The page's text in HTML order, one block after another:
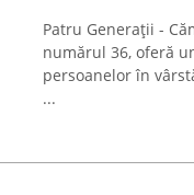
Patru Generații -
numărul 36, oferă
persoanelor în
...